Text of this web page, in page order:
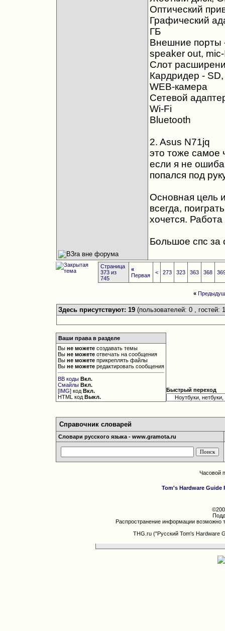
Оптический
Графический
ГБ
Внешние порты
speaker out,
Слот
Кардридер -
WEB-камера
Сетевой
Wi-Fi
Bluetooth
2. Asus N71jq
это тоже самое
если я не
попался под
Основная цель
всегда,
хочется.
Большое спс за
Страница
373 из
745
«
Первая
< 273 323 363 368
«
Здесь присутствуют: 19 (пользователей: 0 , гостей:
Ваши права в разделе
Выне можете создавать темы
Выне можете отвечать на сообщения
Выне можете прикреплять файлы
Выне можете редактировать сообщения
BB коды Вкл.
Смайлы Вкл.
[IMG] кодВкл.
HTML кодВыкл.
Быстрый переход
Справочник словарей
Словари русского языка - www.gramota.ru
Часовой
Tom's Hardware Guide
Распространение информации возможно
THG.ru ("Русский Tom's Hardware